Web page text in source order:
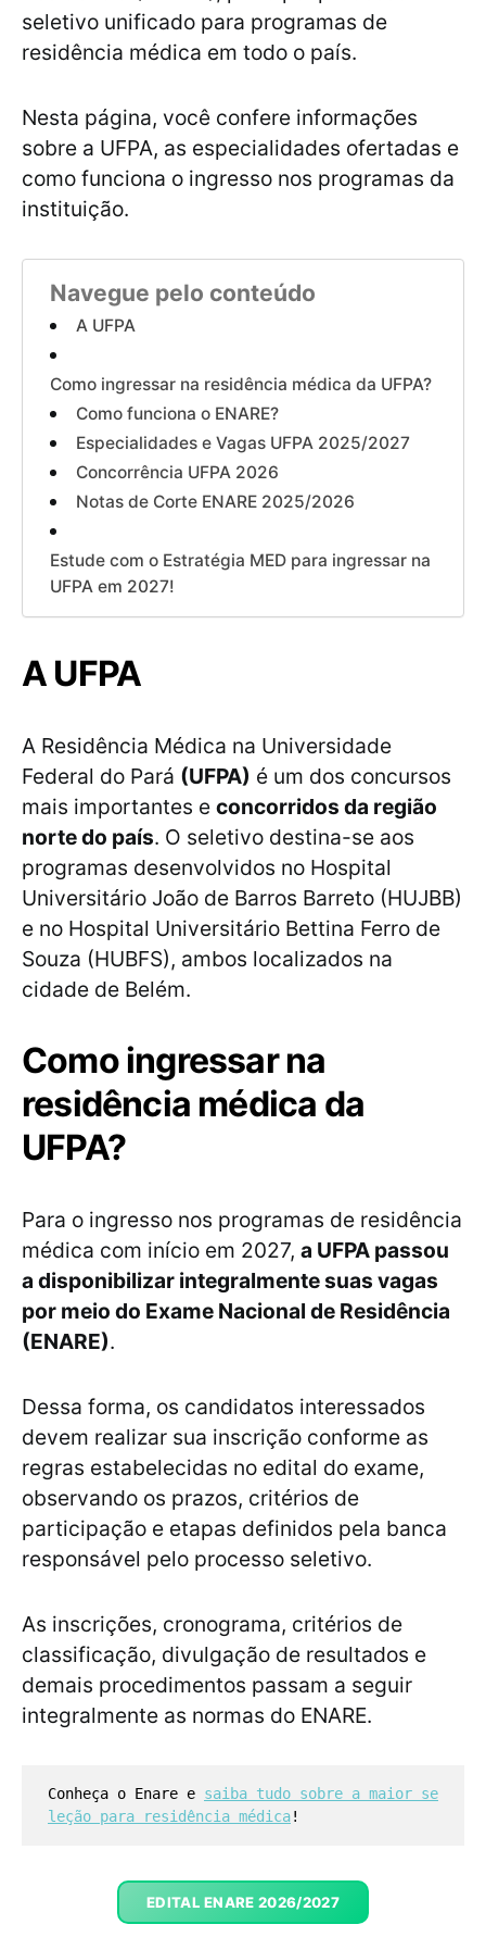
seletivo unificado para programas de
residência médica em todo o país.
Nesta página, você confere informações
sobre a UFPA, as especialidades ofertadas e
como funciona o ingresso nos programas da
instituição.
Navegue pelo conteúdo
A UFPA
Como ingressar na residência médica da UFPA?
Como funciona o ENARE?
Especialidades e Vagas UFPA 2025/2027
Concorrência UFPA 2026
Notas de Corte ENARE 2025/2026
Estude com o Estratégia MED para ingressar na
UFPA em 2027!
A UFPA
A Residência Médica na Universidade
Federal do Pará (UFPA) é um dos concursos
mais importantes e concorridos da região
norte do país. O seletivo destina-se aos
programas desenvolvidos no Hospital
Universitário João de Barros Barreto (HUJBB)
e no Hospital Universitário Bettina Ferro de
Souza (HUBFS), ambos localizados na
cidade de Belém.
Como ingressar na
residência médica da
UFPA?
Para o ingresso nos programas de residência
médica com início em 2027, a UFPA passou
a disponibilizar integralmente suas vagas
por meio do Exame Nacional de Residência
(ENARE).
Dessa forma, os candidatos interessados
devem realizar sua inscrição conforme as
regras estabelecidas no edital do exame,
observando os prazos, critérios de
participação e etapas definidos pela banca
responsável pelo processo seletivo.
As inscrições, cronograma, critérios de
classificação, divulgação de resultados e
demais procedimentos passam a seguir
integralmente as normas do ENARE.
Conheça o Enare e saiba tudo sobre a maior se
leção para residência médica!
EDITAL ENARE 2026/2027